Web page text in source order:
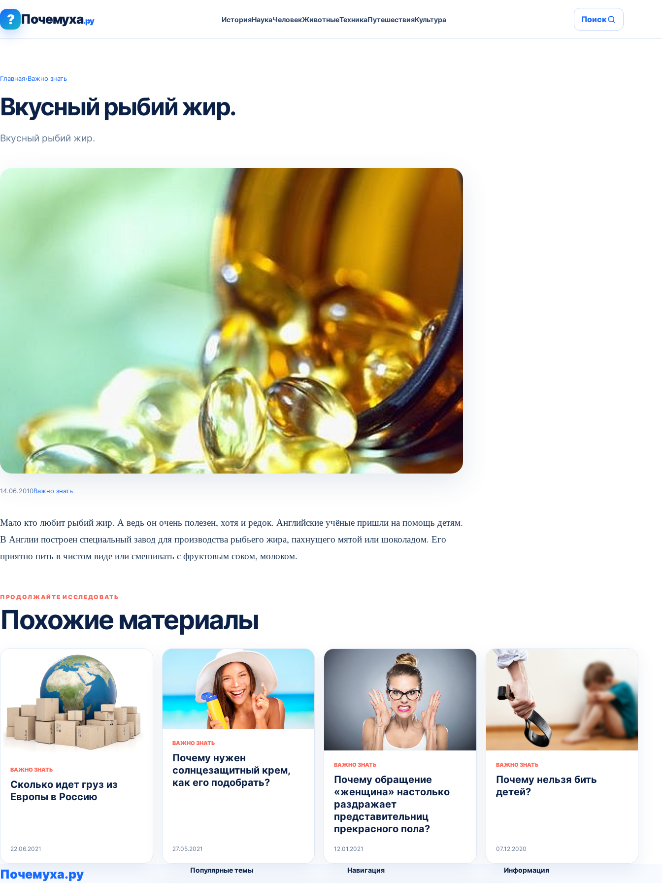
? Почемуха.ру ИсторияНаукаЧеловекЖивотныеТехникаПутешествияКультура Поиск
Главная›Важно знать
Вкусный рыбий жир.
Вкусный рыбий жир.
14.06.2010Важно знать
Мало кто любит рыбий жир. А ведь он очень полезен, хотя и редок. Английские учёные пришли на помощь детям.
В Англии построен специальный завод для производства рыбьего жира, пахнущего мятой или шоколадом. Его
приятно пить в чистом виде или смешивать с фруктовым соком, молоком.
ПРОДОЛЖАЙТЕ ИССЛЕДОВАТЬ
Похожие материалы
ВАЖНО ЗНАТЬ
Сколько идет груз из
Европы в Россию
22.06.2021
ВАЖНО ЗНАТЬ
Почему нужен
солнцезащитный крем,
как его подобрать?
27.05.2021
ВАЖНО ЗНАТЬ
Почему обращение
«женщина» настолько
раздражает
представительниц
прекрасного пола?
12.01.2021
ВАЖНО ЗНАТЬ
Почему нельзя бить
детей?
07.12.2020
Почемуха.ру Популярные темы Навигация Информация